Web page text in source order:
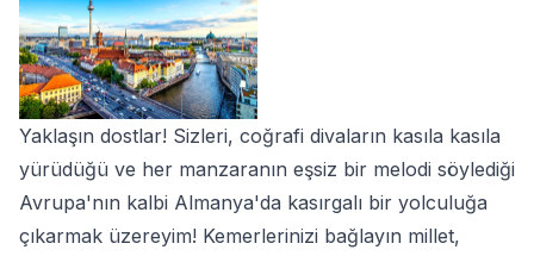
Yaklaşın dostlar! Sizleri, coğrafi divaların kasıla kasıla
yürüdüğü ve her manzaranın eşsiz bir melodi söylediği
Avrupa'nın kalbi Almanya'da kasırgalı bir yolculuğa
çıkarmak üzereyim! Kemerlerinizi bağlayın millet,